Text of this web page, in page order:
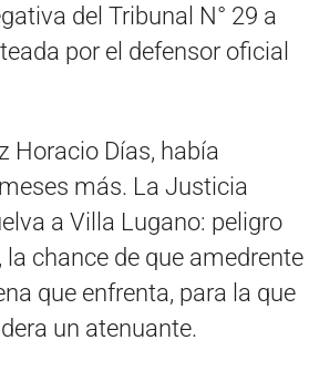
del Tribunal N° 29 a
por el defensor oficial
Horacio Días, había
más. La Justicia
a Villa Lugano: peligro
chance de que amedrente
que enfrenta, para la que
un atenuante.